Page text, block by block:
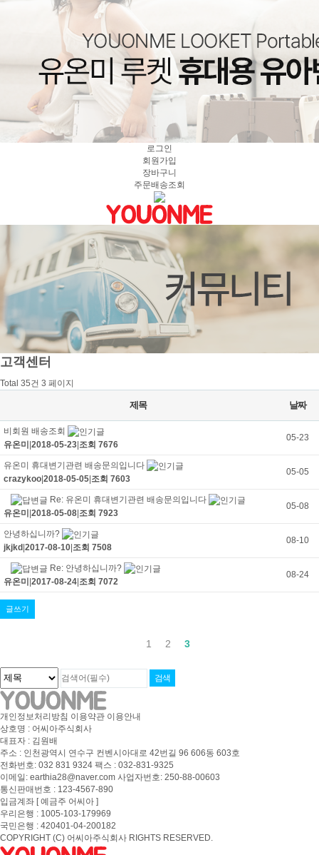
로그인
회원가입
장바구니
주문배송조회
고객센터
Total 35건 3 페이지
제목 날짜
비회원 배송조회
유온미|2018-05-23|조회 7676
05-23
유온미 휴대변기관련 배송문의입니다
crazykoo|2018-05-05|조회 7603
05-05
Re: 유온미 휴대변기관련 배송문의입니다
유온미|2018-05-08|조회 7923
05-08
안녕하십니까?
jkjkd|2017-08-10|조회 7508
08-10
Re: 안녕하십니까?
유온미|2017-08-24|조회 7072
08-24
글쓰기
1 2 3
개인정보처리방침 이용약관 이용안내
상호명 : 어씨아주식회사
대표자 : 김원배
주소 : 인천광역시 연수구 컨벤시아대로 42번길 96 606동 603호
전화번호: 032 831 9324 팩스 : 032-831-9325
이메일: earthia28@naver.com 사업자번호: 250-88-00603
통신판매번호 : 123-4567-890
입금계좌 [ 예금주 어씨아 ]
우리은행 : 1005-103-179969
국민은행 : 420401-04-200182
COPYRIGHT (C) 어씨아주식회사 RIGHTS RESERVED.